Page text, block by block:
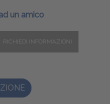
un amico